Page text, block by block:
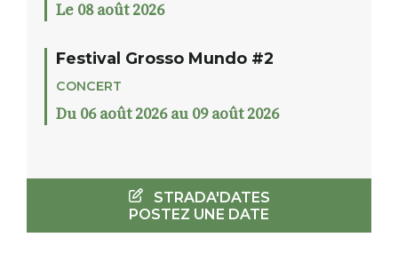
Le 08 août 2026
Festival Grosso Mundo #2
CONCERT
Du 06 août 2026 au 09 août 2026
STRADA'DATES
POSTEZ UNE DATE